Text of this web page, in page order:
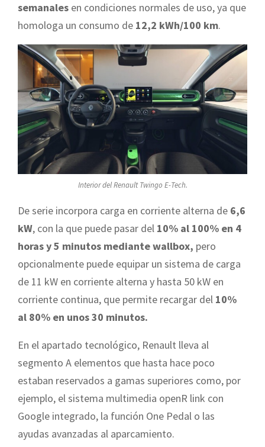
semanales en condiciones normales de uso, ya que
homologa un consumo de 12,2 kWh/100 km.
Interior del Renault Twingo E-Tech.
De serie incorpora carga en corriente alterna de 6,6
kW, con la que puede pasar del 10% al 100% en 4
horas y 5 minutos mediante wallbox, pero
opcionalmente puede equipar un sistema de carga
de 11 kW en corriente alterna y hasta 50 kW en
corriente continua, que permite recargar del 10%
al 80% en unos 30 minutos.
En el apartado tecnológico, Renault lleva al
segmento A elementos que hasta hace poco
estaban reservados a gamas superiores como, por
ejemplo, el sistema multimedia openR link con
Google integrado, la función One Pedal o las
ayudas avanzadas al aparcamiento.